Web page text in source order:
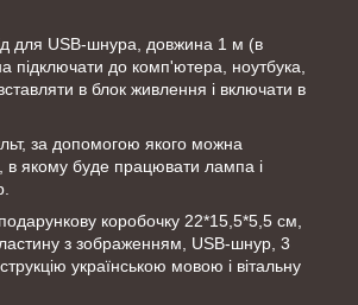
для USB-шнура, довжина 1 м (в
підключати до комп'ютера, ноутбука,
в блок живлення і включати в
за допомогою якого можна
в якому буде працювати лампа і
коробочку 22*15,5*5,5 см,
з зображенням, USB-шнур, 3
українською мовою і вітальну